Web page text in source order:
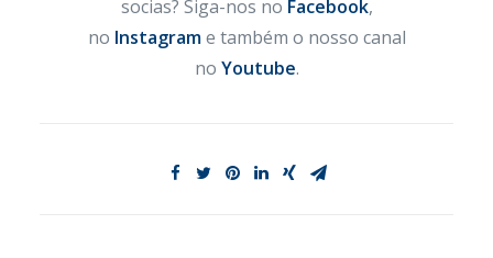
socias? Siga-nos no Facebook,
no Instagrame também o nosso canal
no Youtube.